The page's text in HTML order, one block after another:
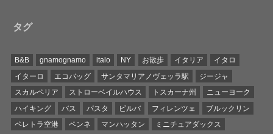
タグ
B&B gnamognamo italo NY お散歩 イタリア
イタロ
イターロ
エコバッグ サンタマリアノヴェッラ駅
ジージャ
スカルペリア
ストローベイルハウス トスカーナ州
ニューヨーク
ハイキング
バス パスタ ビルバ フィレンツェ
ブルックリン
ペレトラ空港
ペンネ マンハッタン
ミニチュアダックス